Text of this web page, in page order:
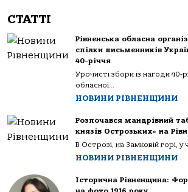
СТАТТІ
Рівненська обласна
спілки письменників
40-річчя
Урочисті збори із нагоди 40-
обласної...
НОВИНИ РІВНЕНЩИНИ
Розпочався мандрівний
князів Острозьких» на
В Острозі, на Замковій горі, у
НОВИНИ РІВНЕНЩИНИ
Історична Рівненщина: